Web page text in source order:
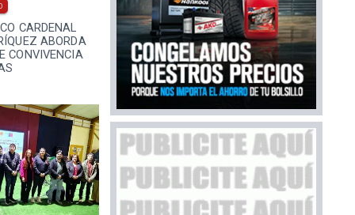
CARDENAL
ABORDA
CONVIVENCIA